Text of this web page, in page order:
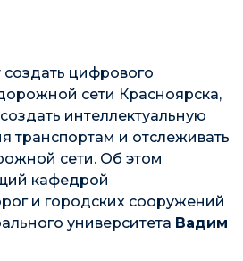
цифрового
сети Красноярска,
интеллектуальную
транспортам и отслеживать
сети. Об этом
кафедрой
и городских сооружений
университета Вадим